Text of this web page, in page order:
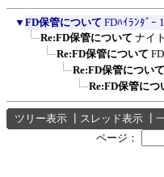
▼ FD保管について FDﾊｲﾗﾝﾀﾞｰ
Re:FD保管について ナイ
Re:FD保管について
Re:FD保管について
Re:FD保管につ
ツリー表示 スレッド表示
ページ：